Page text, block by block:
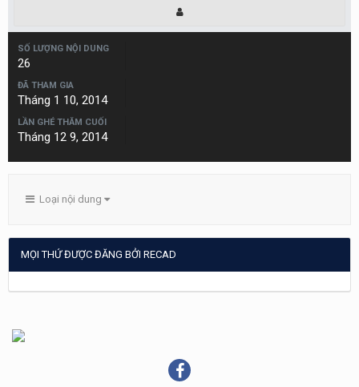
SỐ LƯỢNG NỘI DUNG
26
ĐÃ THAM GIA
Tháng 1 10, 2014
LẦN GHÉ THĂM CUỐI
Tháng 12 9, 2014
Loại nội dung
MỌI THỨ ĐƯỢC ĐĂNG BỞI RECAD